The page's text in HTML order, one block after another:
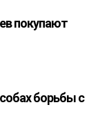
покупают
борьбы с